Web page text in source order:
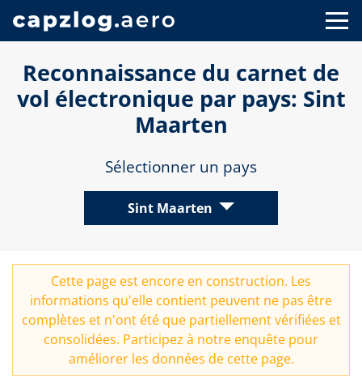
Reconnaissance du carnet de
vol électronique par pays: Sint
Maarten
Sélectionner un pays
Sint Maarten
Cette page est encore en construction. Les
informations qu'elle contient peuvent ne pas être
complètes et n'ont été que partiellement vérifiées et
consolidées. Participez à notre enquête pour
améliorer les données de cette page.